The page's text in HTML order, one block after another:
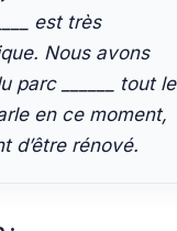
est très
Nous avons
parc ______ tout le
en ce moment,
d’être rénové.